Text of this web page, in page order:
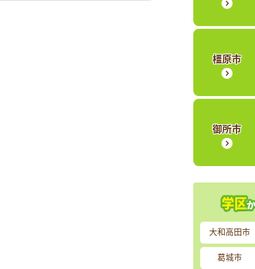
橿原市
御所市
大和高田市
葛城市